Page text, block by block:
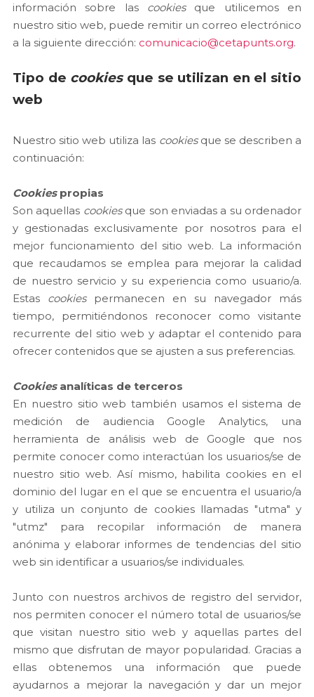
información sobre las cookiesque utilicemos en
nuestro sitio web, puede remitir un correo electrónico
a la siguiente dirección: comunicacio@cetapunts.org.
Tipo de cookiesque se utilizan en el sitio
web
Nuestro sitio web utiliza las cookiesque se describen a
continuación:
Cookiespropias
Son aquellas cookiesque son enviadas a su ordenador
y gestionadas exclusivamente por nosotros para el
mejor funcionamiento del sitio web. La información
que recaudamos se emplea para mejorar la calidad
de nuestro servicio y su experiencia como usuario/a.
Estas cookiespermanecen en su navegador más
tiempo, permitiéndonos reconocer como visitante
recurrente del sitio web y adaptar el contenido para
ofrecer contenidos que se ajusten a sus preferencias.
Cookiesanalíticas de terceros
En nuestro sitio web también usamos el sistema de
medición de audiencia Google Analytics, una
herramienta de análisis web de Google que nos
permite conocer como interactúan los usuarios/se de
nuestro sitio web. Así mismo, habilita cookies en el
dominio del lugar en el que se encuentra el usuario/a
y utiliza un conjunto de cookies llamadas "utma" y
"utmz" para recopilar información de manera
anónima y elaborar informes de tendencias del sitio
web sin identificar a usuarios/se individuales.
Junto con nuestros archivos de registro del servidor,
nos permiten conocer el número total de usuarios/se
que visitan nuestro sitio web y aquellas partes del
mismo que disfrutan de mayor popularidad. Gracias a
ellas obtenemos una información que puede
ayudarnos a mejorar la navegación y dar un mejor